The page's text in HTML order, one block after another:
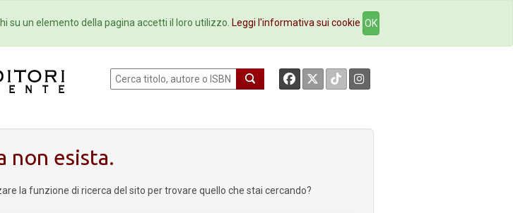
Newsletter Ebookstore Contatti
non esista.
la funzione di ricerca del sito per trovare quello che stai cercando?
su un elemento della pagina accetti il loro utilizzo. Leggi l'informativa sui cookie OK